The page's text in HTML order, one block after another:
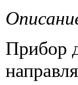
Прибор